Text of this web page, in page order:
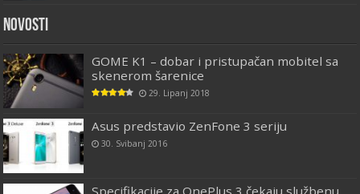
Novosti
GOME K1 – dobar i pristupačan mobitel sa
skenerom šarenice
29. Lipanj 2018
Asus predstavio ZenFone 3 seriju
30. Svibanj 2016